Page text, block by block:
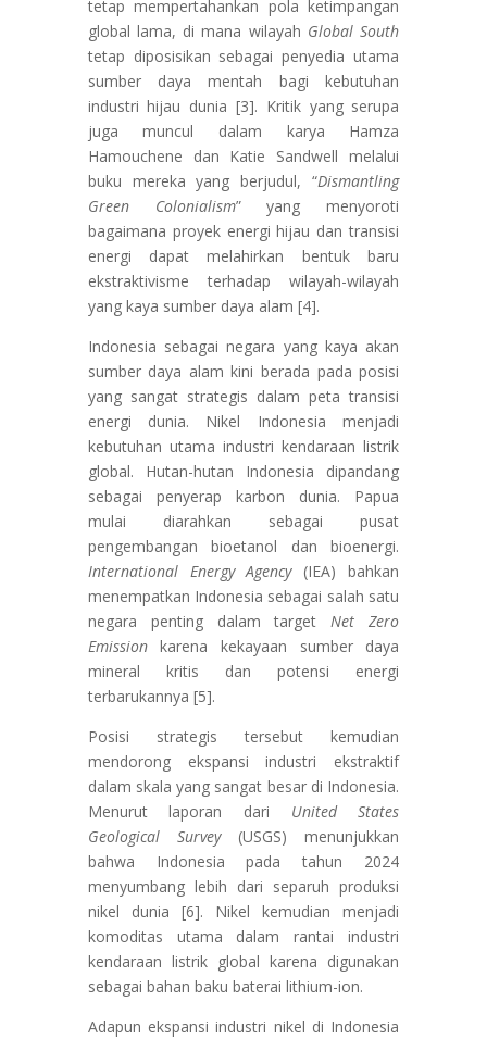
tetap mempertahankan pola ketimpangan
global lama, di mana wilayah Global South
tetap diposisikan sebagai penyedia utama
sumber daya mentah bagi kebutuhan
industri hijau dunia [3]. Kritik yang serupa
juga muncul dalam karya Hamza
Hamouchene dan Katie Sandwell melalui
buku mereka yang berjudul, “Dismantling
Green Colonialism” yang menyoroti
bagaimana proyek energi hijau dan transisi
energi dapat melahirkan bentuk baru
ekstraktivisme terhadap wilayah-wilayah
yang kaya sumber daya alam [4].
Indonesia sebagai negara yang kaya akan
sumber daya alam kini berada pada posisi
yang sangat strategis dalam peta transisi
energi dunia. Nikel Indonesia menjadi
kebutuhan utama industri kendaraan listrik
global. Hutan-hutan Indonesia dipandang
sebagai penyerap karbon dunia. Papua
mulai diarahkan sebagai pusat
pengembangan bioetanol dan bioenergi.
International Energy Agency(IEA) bahkan
menempatkan Indonesia sebagai salah satu
negara penting dalam targetNet Zero
Emissionkarena kekayaan sumber daya
mineral kritis dan potensi energi
terbarukannya [5].
Posisi strategis tersebut kemudian
mendorong ekspansi industri ekstraktif
dalam skala yang sangat besar di Indonesia.
Menurut laporan dari United States
Geological Survey(USGS) menunjukkan
bahwa Indonesia pada tahun 2024
menyumbang lebih dari separuh produksi
nikel dunia [6]. Nikel kemudian menjadi
komoditas utama dalam rantai industri
kendaraan listrik global karena digunakan
sebagai bahan baku baterai lithium-ion.
Adapun ekspansi industri nikel di Indonesia